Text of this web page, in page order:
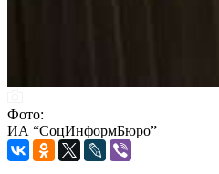
Фото:
ИА “СоцИнформБюро”